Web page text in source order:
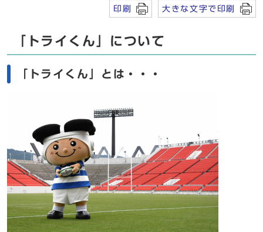
印刷 大きな文字で印刷
「トライくん」について
「トライくん」とは・・・